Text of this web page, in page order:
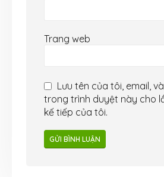
Trang web
Lưu tên của tôi, email,
trong trình duyệt này cho
kế tiếp của tôi.